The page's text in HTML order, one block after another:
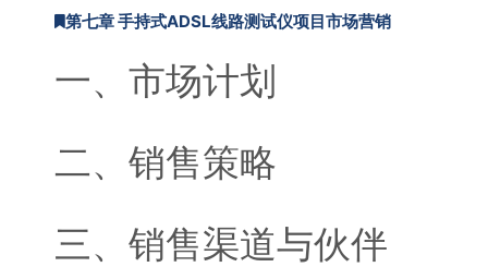
第七章 手持式ADSL线路测试仪项目市场营销
一、市场计划
二、销售策略
三、销售渠道与伙伴